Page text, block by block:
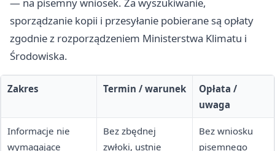
— na pisemny wniosek. Za wyszukiwanie,
sporządzanie kopii i przesyłanie pobierane są opłaty
zgodnie z rozporządzeniem Ministerstwa Klimatu i
Środowiska.
Zakres Termin / warunek
Opłata /
uwaga
Informacje nie
wymagające
Bez zbędnej
zwłoki, ustnie
Bez wniosku
pisemnego